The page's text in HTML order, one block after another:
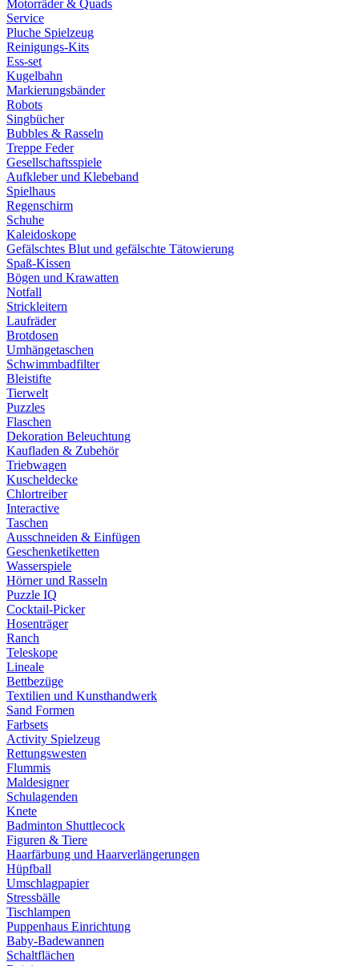
Motorräder & Quads
Service
Pluche Spielzeug
Reinigungs-Kits
Ess-set
Kugelbahn
Markierungsbänder
Robots
Singbücher
Bubbles & Rasseln
Treppe Feder
Gesellschaftsspiele
Aufkleber und Klebeband
Spielhaus
Regenschirm
Schuhe
Kaleidoskope
Gefälschtes Blut und gefälschte Tätowierung
Spaß-Kissen
Bögen und Krawatten
Notfall
Strickleitern
Laufräder
Brotdosen
Umhängetaschen
Schwimmbadfilter
Bleistifte
Tierwelt
Puzzles
Flaschen
Dekoration Beleuchtung
Kaufladen & Zubehör
Triebwagen
Kuscheldecke
Chlortreiber
Interactive
Taschen
Ausschneiden & Einfügen
Geschenketiketten
Wasserspiele
Hörner und Rasseln
Puzzle IQ
Cocktail-Picker
Hosenträger
Ranch
Teleskope
Lineale
Bettbezüge
Textilien und Kunsthandwerk
Sand Formen
Farbsets
Activity Spielzeug
Rettungswesten
Flummis
Maldesigner
Schulagenden
Knete
Badminton Shuttlecock
Figuren & Tiere
Haarfärbung und Haarverlängerungen
Hüpfball
Umschlagpapier
Stressbälle
Tischlampen
Puppenhaus Einrichtung
Baby-Badewannen
Schaltflächen